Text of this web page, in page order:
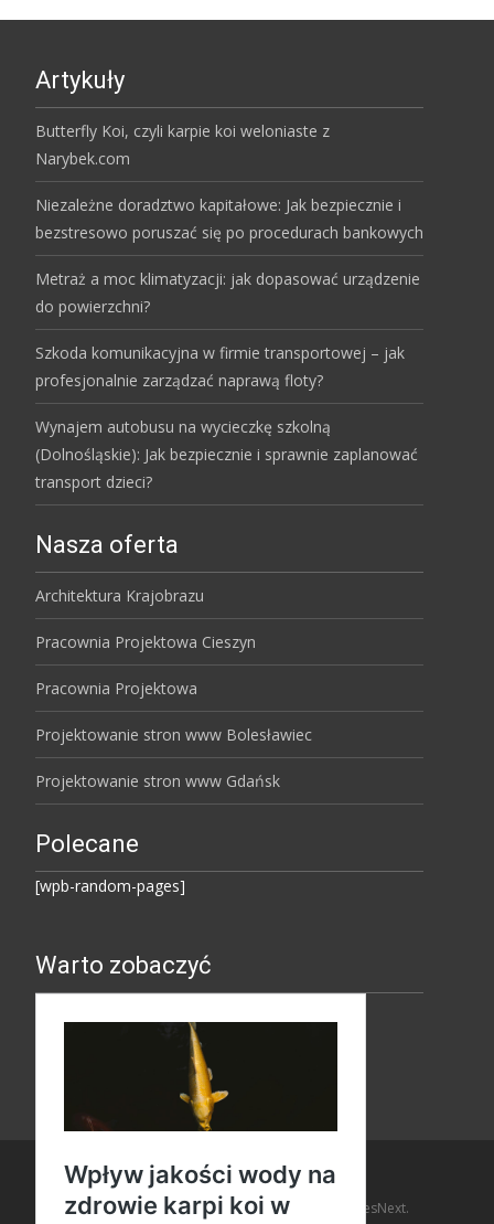
Artykuły
Butterfly Koi, czyli karpie koi weloniaste z
Narybek.com
Niezależne doradztwo kapitałowe: Jak bezpiecznie i
bezstresowo poruszać się po procedurach bankowych
Metraż a moc klimatyzacji: jak dopasować urządzenie
do powierzchni?
Szkoda komunikacyjna w firmie transportowej – jak
profesjonalnie zarządzać naprawą floty?
Wynajem autobusu na wycieczkę szkolną
(Dolnośląskie): Jak bezpiecznie i sprawnie zaplanować
transport dzieci?
Nasza oferta
Architektura Krajobrazu
Pracownia Projektowa Cieszyn
Pracownia Projektowa
Projektowanie stron www Bolesławiec
Projektowanie stron www Gdańsk
Polecane
[wpb-random-pages]
Warto zobaczyć
Copyright © Amaro Design
Powered by WordPress, Themei-design by TemplatesNext.